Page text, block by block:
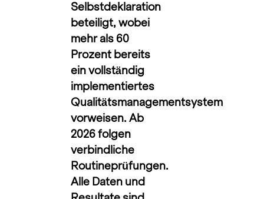
Selbstdeklaration
beteiligt, wobei
mehr als 60
Prozent bereits
ein vollständig
implementiertes
Qualitätsmanagementsystem
vorweisen. Ab
2026 folgen
verbindliche
Routineprüfungen.
Alle Daten und